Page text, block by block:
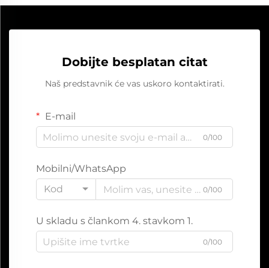
Dobijte besplatan citat
Naš predstavnik će vas uskoro kontaktirati.
E-mail
0/100
Mobilni/WhatsApp
Kod
0/100
U skladu s člankom 4. stavkom 1.
0/100